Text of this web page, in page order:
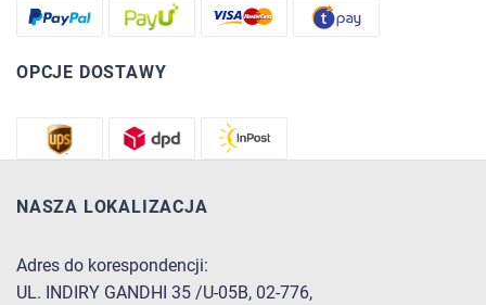
OPCJE DOSTAWY
NASZA LOKALIZACJA
Adres do korespondencji:
UL. INDIRY GANDHI 35 /U-05B, 02-776,